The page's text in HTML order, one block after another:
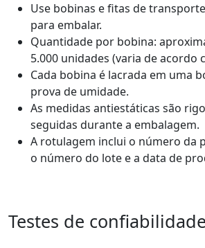
Use bobinas e fitas de
para embalar.
Quantidade por bobina:
5.000 unidades (varia de acordo
Cada bobina é lacrada em uma
prova de umidade.
As medidas antiestáticas são
seguidas durante a embalagem.
A rotulagem inclui o número da
o número do lote e a data de
Testes de confiabilidade